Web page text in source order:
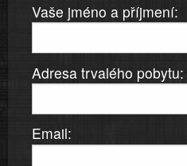
Vaše jméno a příjmení:
Adresa trvalého pobytu:
Email: